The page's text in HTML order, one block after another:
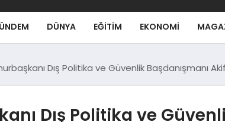
DÜNYA EĞITIM EKONOMI
Dış Politika ve Güvenlik Başdanışmanı
Dış Politika ve